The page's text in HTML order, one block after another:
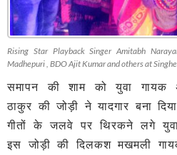
Rising Star Playback Singer Amitabh
Madhepuri , BDO Ajit Kumar and others at
समापन की शाम को युवा गायक
ठाकुर की जोड़ी ने यादगार बना
गीतों के जलवे पर थिरकने लगे
इस जोड़ी की दिलकश मखमली